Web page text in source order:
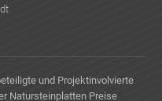
und Projektinvolvierte
Natursteinplatten Preise